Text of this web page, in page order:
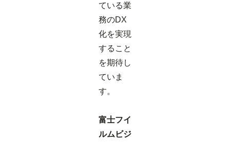
ている業
務のDX
化を実現
すること
を期待し
ていま
す。
富士フイ
ルムビジ